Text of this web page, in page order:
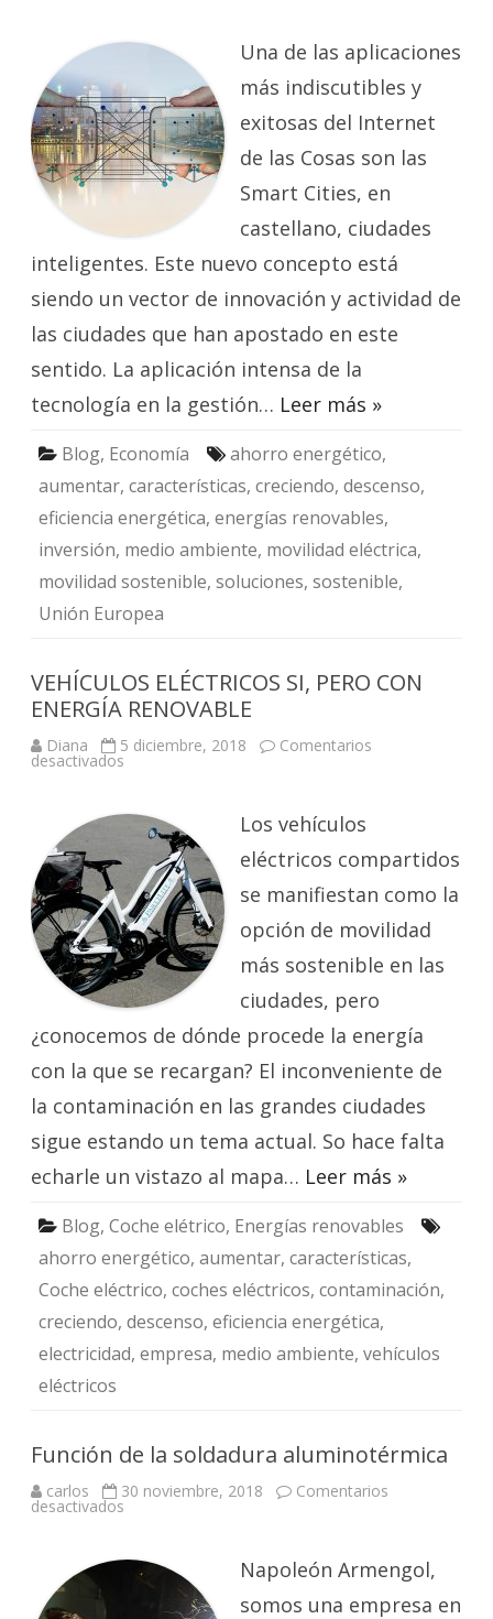
LLEGAN
¿ES
TU
CIUDAD
INTELIGENTE?
Una de las aplicaciones
más indiscutibles y
exitosas del Internet
de las Cosas son las
Smart Cities, en
castellano, ciudades
inteligentes. Este nuevo concepto está
siendo un vector de innovación y actividad de
las ciudades que han apostado en este
sentido. La aplicación intensa de la
tecnología en la gestión… Leer más »
Blog, Economía ahorro energético,
aumentar, características, creciendo, descenso,
eficiencia energética, energías renovables,
inversión, medio ambiente, movilidad eléctrica,
movilidad sostenible, soluciones, sostenible,
Unión Europea
VEHÍCULOS ELÉCTRICOS SI, PERO CON
ENERGÍA RENOVABLE
Diana 5 diciembre, 2018 Comentarios
desactivados
PERO
CON
ENERGÍA
RENOVABLE
Los vehículos
eléctricos compartidos
se manifiestan como la
opción de movilidad
más sostenible en las
ciudades, pero
¿conocemos de dónde procede la energía
con la que se recargan? El inconveniente de
la contaminación en las grandes ciudades
sigue estando un tema actual. So hace falta
echarle un vistazo al mapa… Leer más »
Blog, Coche elétrico, Energías renovables
ahorro energético, aumentar, características,
Coche eléctrico, coches eléctricos, contaminación,
creciendo, descenso, eficiencia energética,
electricidad, empresa, medio ambiente, vehículos
eléctricos
Función de la soldadura aluminotérmica
carlos 30 noviembre, 2018 Comentarios
desactivados
soldadura
aluminotérmica
Napoleón Armengol,
somos una empresa en